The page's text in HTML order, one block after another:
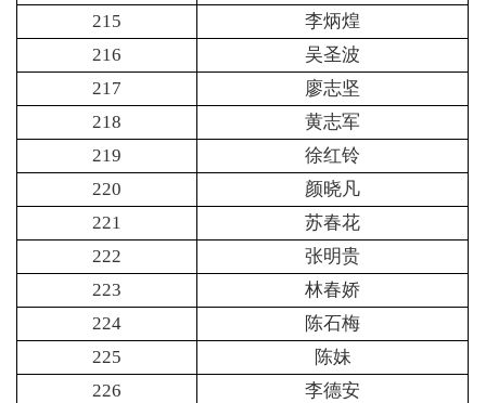
215
李炳煌
216
吴圣波
217
廖志坚
218
黄志军
219
徐红铃
220
颜晓凡
221
苏春花
222
张明贵
223
林春娇
224
陈石梅
225
陈妹
226
李德安